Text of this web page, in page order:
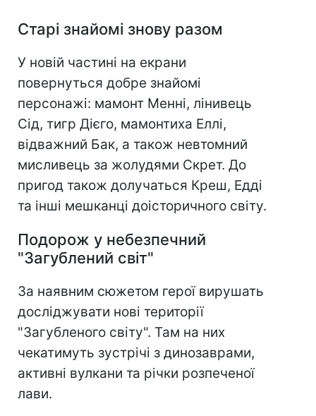
Старі знайомі знову разом
У новій частині на екрани
повернуться добре знайомі
персонажі: мамонт Менні, лінивець
Сід, тигр Дієго, мамонтиха Еллі,
відважний Бак, а також невтомний
мисливець за жолудями Скрет. До
пригод також долучаться Креш, Едді
та інші мешканці доісторичного світу.
Подорож у небезпечний
"Загублений світ"
За наявним сюжетом герої вирушать
досліджувати нові території
"Загубленого світу". Там на них
чекатимуть зустрічі з динозаврами,
активні вулкани та річки розпеченої
лави.